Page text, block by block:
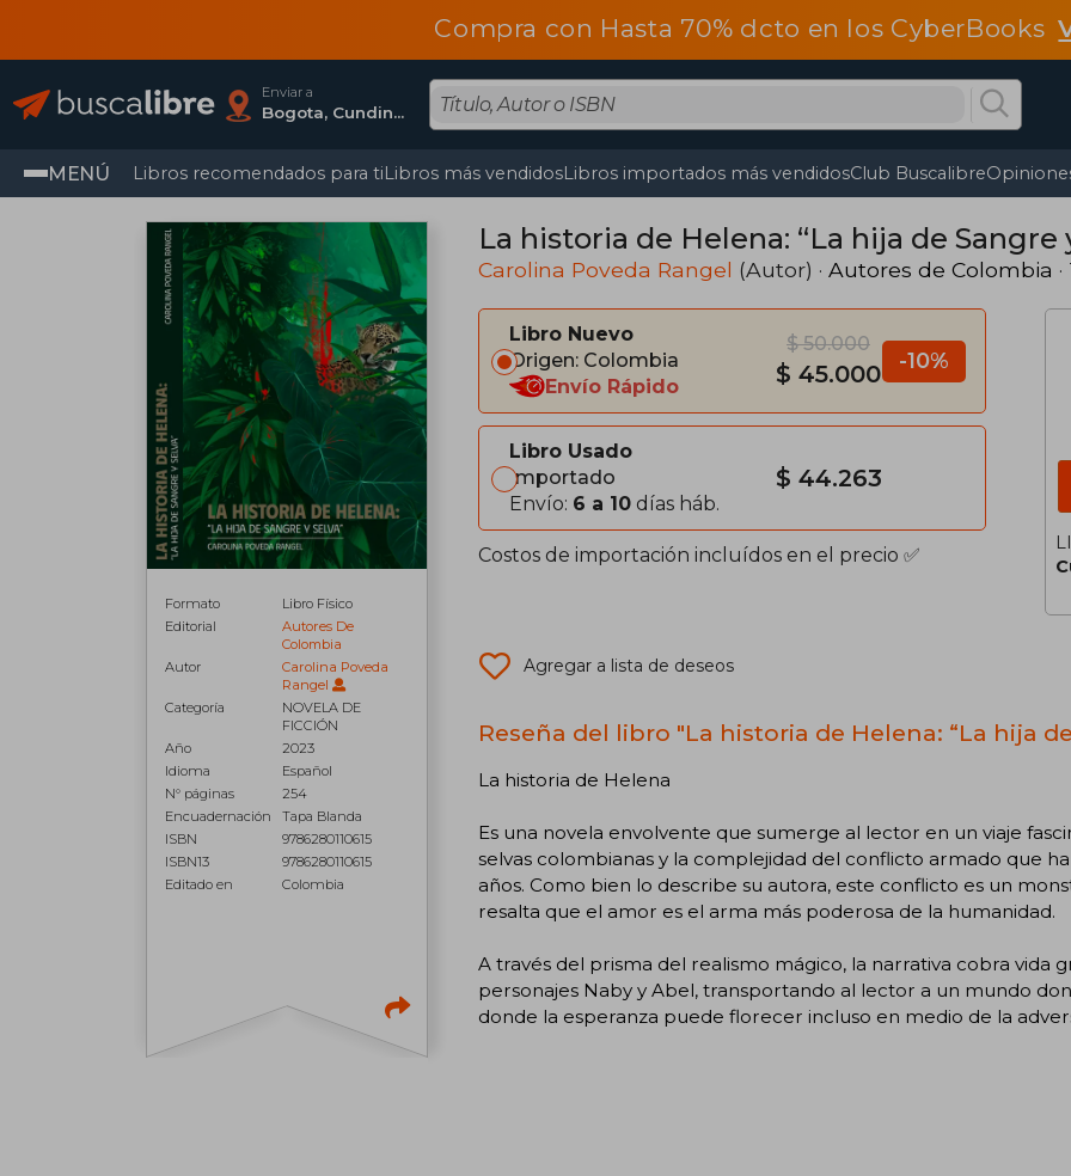
Compra con Hasta 70% dcto en los CyberBooks
Enviar a
Bogota, Cundinamarca
MENÚ Libros recomendados para tiLibros más vendidosLibros importados más vendidosClub Buscalibre
Formato
Libro Físico
Editorial
Autores De
Colombia
Autor
Carolina Poveda
Rangel
Categoría
NOVELA DE
FICCIÓN
Año
2023
Idioma
Español
N° páginas
254
Encuadernación
Tapa Blanda
ISBN
9786280110615
ISBN13
9786280110615
Editado en
Colombia
La historia de Helena: “La hija de Sangre
Carolina Poveda Rangel (Autor) · Autores de Colombia
Libro Nuevo
Origen: Colombia
Envío Rápido
$ 50.000
$ 45.000 -10%
Libro Usado
Importado
Envío: 6 a 10 días háb.
$ 44.263
Costos de importación incluídos en el precio ✅
Agregar a lista de deseos
Reseña del libro "La historia de Helena: “La hija
La historia de Helena
Es una novela envolvente que sumerge al lector en un viaje
selvas colombianas y la complejidad del conflicto armado que
años. Como bien lo describe su autora, este conflicto es un
resalta que el amor es el arma más poderosa de la humanidad.
A través del prisma del realismo mágico, la narrativa cobra vida
personajes Naby y Abel, transportando al lector a un mundo
donde la esperanza puede florecer incluso en medio de la